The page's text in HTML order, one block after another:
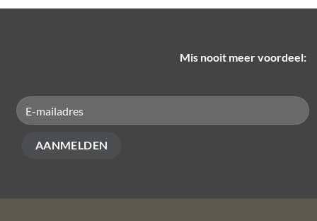
Mis nooit meer voordeel: